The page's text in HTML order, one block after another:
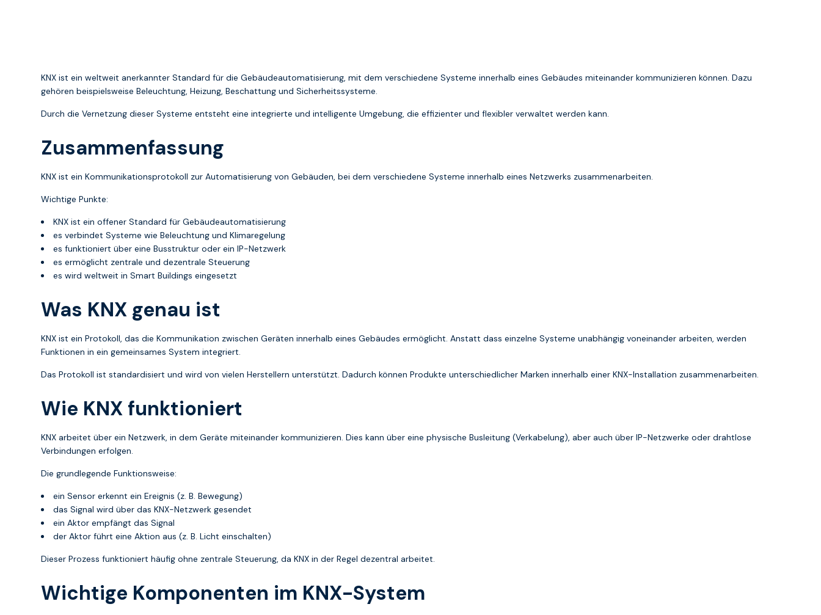
KNX ist ein weltweit anerkannter Standard für die Gebäudeautomatisierung, mit dem verschiedene Systeme innerhalb eines Gebäudes miteinander kommunizieren können. Dazu
gehören beispielsweise Beleuchtung, Heizung, Beschattung und Sicherheitssysteme.
Durch die Vernetzung dieser Systeme entsteht eine integrierte und intelligente Umgebung, die effizienter und flexibler verwaltet werden kann.
Zusammenfassung
KNX ist ein Kommunikationsprotokoll zur Automatisierung von Gebäuden, bei dem verschiedene Systeme innerhalb eines Netzwerks zusammenarbeiten.
Wichtige Punkte:
KNX ist ein offener Standard für Gebäudeautomatisierung
es verbindet Systeme wie Beleuchtung und Klimaregelung
es funktioniert über eine Busstruktur oder ein IP-Netzwerk
es ermöglicht zentrale und dezentrale Steuerung
es wird weltweit in Smart Buildings eingesetzt
Was KNX genau ist
KNX ist ein Protokoll, das die Kommunikation zwischen Geräten innerhalb eines Gebäudes ermöglicht. Anstatt dass einzelne Systeme unabhängig voneinander arbeiten, werden
Funktionen in ein gemeinsames System integriert.
Das Protokoll ist standardisiert und wird von vielen Herstellern unterstützt. Dadurch können Produkte unterschiedlicher Marken innerhalb einer KNX-Installation zusammenarbeiten.
Wie KNX funktioniert
KNX arbeitet über ein Netzwerk, in dem Geräte miteinander kommunizieren. Dies kann über eine physische Busleitung (Verkabelung), aber auch über IP-Netzwerke oder drahtlose
Verbindungen erfolgen.
Die grundlegende Funktionsweise:
ein Sensor erkennt ein Ereignis (z. B. Bewegung)
das Signal wird über das KNX-Netzwerk gesendet
ein Aktor empfängt das Signal
der Aktor führt eine Aktion aus (z. B. Licht einschalten)
Dieser Prozess funktioniert häufig ohne zentrale Steuerung, da KNX in der Regel dezentral arbeitet.
Wichtige Komponenten im KNX-System